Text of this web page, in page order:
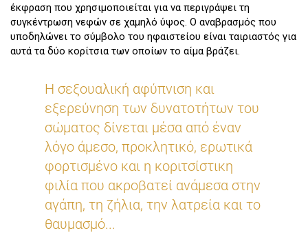
έκφραση που χρησιμοποιείται για να περιγράψει τη
συγκέντρωση νεφών σε χαμηλό ύψος. Ο αναβρασμός που
υποδηλώνει το σύμβολο του ηφαιστείου είναι ταιριαστός για
αυτά τα δύο κορίτσια των οποίων το αίμα βράζει.
Η σεξουαλική αφύπνιση και
εξερεύνηση των δυνατοτήτων του
σώματος δίνεται μέσα από έναν
λόγο άμεσο, προκλητικό, ερωτικά
φορτισμένο και η κοριτσίστικη
φιλία που ακροβατεί ανάμεσα στην
αγάπη, τη ζήλια, την λατρεία και το
θαυμασμό...